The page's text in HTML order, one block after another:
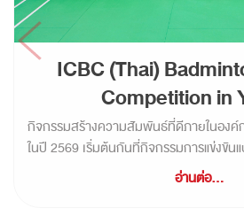
ICBC (Thai)
Competition in
กิจกรรมสร้างความสัมพันธ์ที่ดีภายในองค์
ในปี 2569 เริ่มต้นกันที่กิจกรรมการแข่งขัน
อ่านต่อ...